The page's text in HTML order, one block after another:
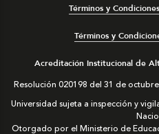
Términos y
Términos y
Acreditación Institucional de
Resolución 020198 del 31 de
Universidad sujeta a inspección y
Otorgado por el Ministerio de